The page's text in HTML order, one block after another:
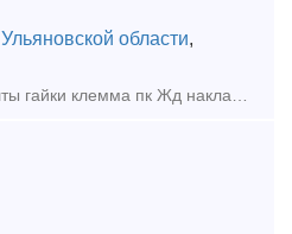
Ульяновской области,
Выкупаем метизы всп Болты гайки клемма пк Жд накладки подкладки, костыли жд Выкуп материалов всп Нам можно продать рельсы железнодорожные. Крановые рельсы. Узкой колеи. Стрелочный перевод. Трамвай